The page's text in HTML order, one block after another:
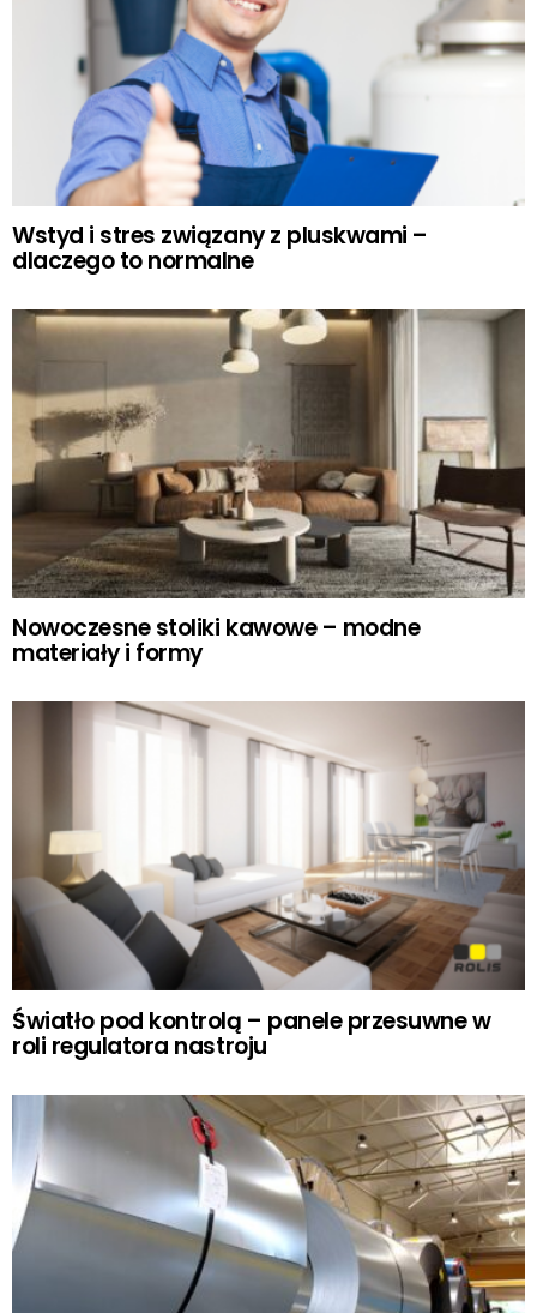
Wstyd i stres związany z pluskwami –
dlaczego to normalne
Nowoczesne stoliki kawowe – modne
materiały i formy
Światło pod kontrolą – panele przesuwne w
roli regulatora nastroju